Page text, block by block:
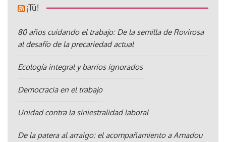
¡Tú!
80 años cuidando el trabajo: De la semilla de Rovirosa
al desafío de la precariedad actual
Ecología integral y barrios ignorados
Democracia en el trabajo
Unidad contra la siniestralidad laboral
De la patera al arraigo: el acompañamiento a Amadou